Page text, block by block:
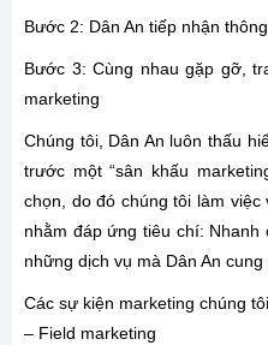
Bước 2: Dân An tiếp nhận
Bước 3: Cùng nhau gặp gỡ,
marketing
Chúng tôi, Dân An luôn thấu
trước một “sân khấu
chọn, do đó chúng tôi làm
nhằm đáp ứng tiêu chí:
những dịch vụ mà Dân An cung
Các sự kiện marketing chúng
– Field marketing